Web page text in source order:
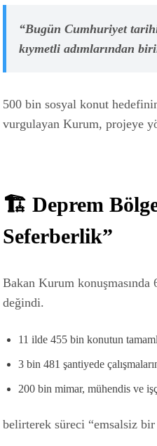
“Bugün Cumhuriyet
kıymetli adımlarından
500 bin sosyal konut
vurgulayan Kurum, projeye
🏗️ Deprem
Seferberlik”
Bakan Kurum konuşmasında
değindi.
11 ilde 455 bin konutun
3 bin 481 şantiyede
200 bin mimar, mühendis ve
belirterek süreci “emsalsiz